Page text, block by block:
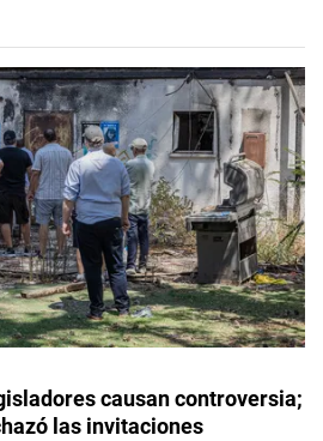
causan controversia;
las invitaciones